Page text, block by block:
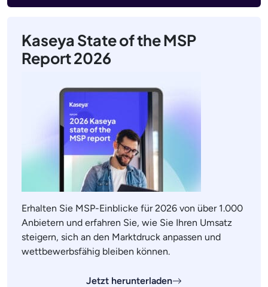
Kaseya State of the MSP
Report 2026
Erhalten Sie MSP-Einblicke für 2026 von über 1.000
Anbietern und erfahren Sie, wie Sie Ihren Umsatz
steigern, sich an den Marktdruck anpassen und
wettbewerbsfähig bleiben können.
Jetzt herunterladen